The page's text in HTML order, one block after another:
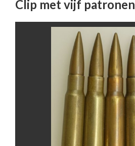
Clip met vijf patronen